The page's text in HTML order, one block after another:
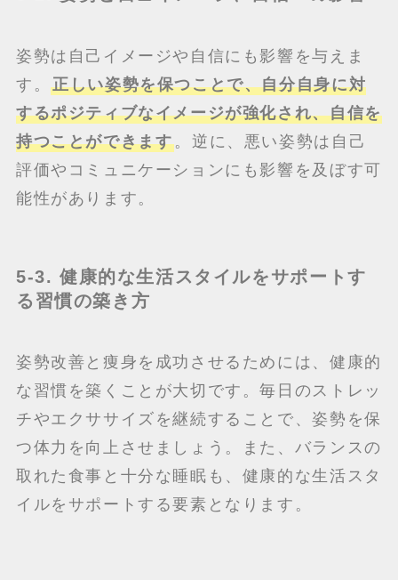
姿勢は自己イメージや自信にも影響を与えま
す。正しい姿勢を保つことで、自分自身に対
するポジティブなイメージが強化され、自信を
持つことができます。逆に、悪い姿勢は自己
評価やコミュニケーションにも影響を及ぼす可
能性があります。
5-3. 健康的な生活スタイルをサポートす
る習慣の築き方
姿勢改善と痩身を成功させるためには、健康的
な習慣を築くことが大切です。毎日のストレッ
チやエクササイズを継続することで、姿勢を保
つ体力を向上させましょう。また、バランスの
取れた食事と十分な睡眠も、健康的な生活スタ
イルをサポートする要素となります。